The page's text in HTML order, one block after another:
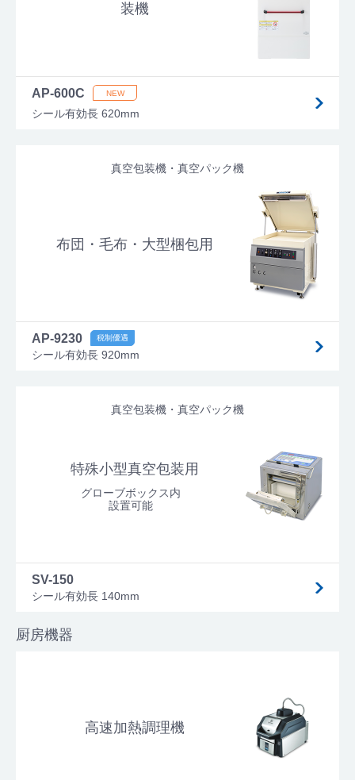
装機
AP-600C
シール有効長 620mm
真空包装機・真空パック機
布団・毛布・大型梱包用
AP-9230
シール有効長 920mm
真空包装機・真空パック機
特殊小型真空包装用
グローブボックス内
設置可能
SV-150
シール有効長 140mm
厨房機器
高速加熱調理機